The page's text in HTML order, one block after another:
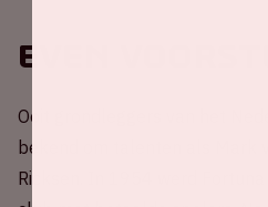
Even
Ooit grondleggers van het
bekend om talenten als Mark
Ricksen. In 1954 werd